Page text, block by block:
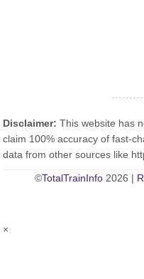
Disclaimer: This website has
claim 100% accuracy of fast-
data from other sources like
©TotalTrainInfo 2026 |
×